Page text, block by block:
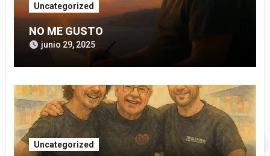
Uncategorized
NO ME GUSTO
junio 29, 2025
Uncategorized